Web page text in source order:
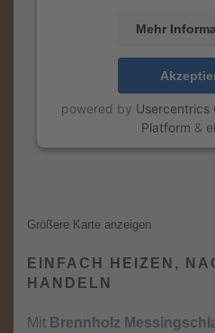
Mehr
powered by Usercentrics
Platform &
Größere Karte anzeigen
EINFACH HEIZEN,
HANDELN
Mit Brennholz